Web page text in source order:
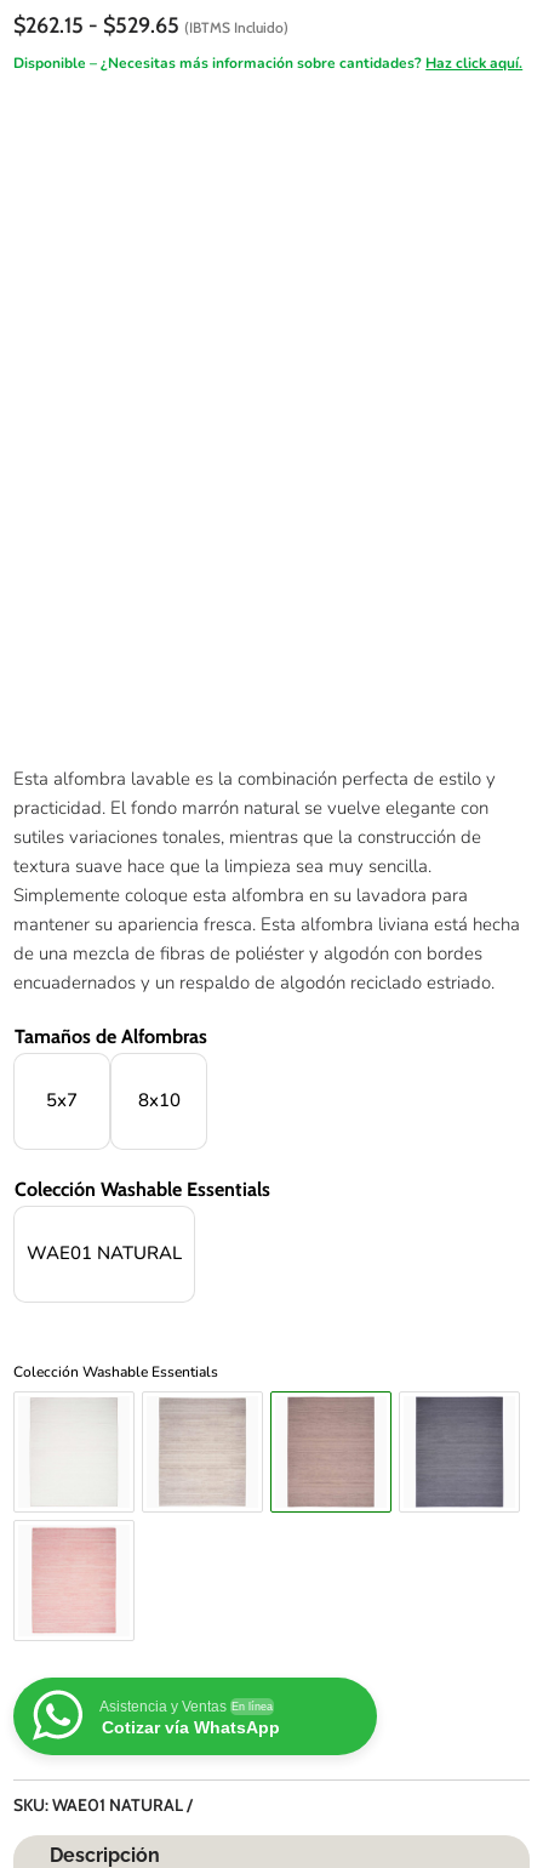
$262.15 - $529.65 Rango
precios:
(IBTMS Incluido)
Disponible – ¿Necesitas más información sobre cantidades? Haz click aquí.
Esta alfombra lavable es la combinación perfecta de estilo y
practicidad. El fondo marrón natural se vuelve elegante con
sutiles variaciones tonales, mientras que la construcción de
textura suave hace que la limpieza sea muy sencilla.
Simplemente coloque esta alfombra en su lavadora para
mantener su apariencia fresca. Esta alfombra liviana está hecha
de una mezcla de fibras de poliéster y algodón con bordes
encuadernados y un respaldo de algodón reciclado estriado.
Tamaños de Alfombras
5x7 8x10
Colección Washable Essentials
WAE01 NATURAL
Colección Washable Essentials
Asistencia y Ventas En línea
Cotizar vía WhatsApp
SKU:WAE01 NATURAL
Descripción